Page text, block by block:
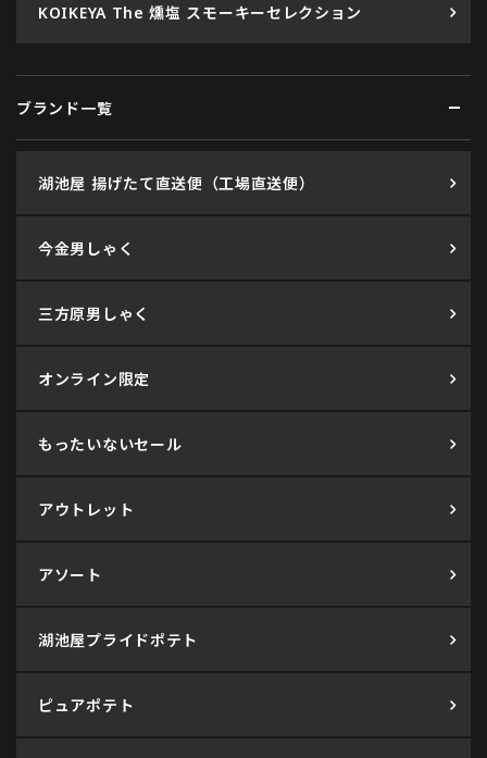
KOIKEYA The 燻塩 スモーキーセレクション
ブランド一覧
湖池屋 揚げたて直送便（工場直送便）
今金男しゃく
三方原男しゃく
オンライン限定
もったいないセール
アウトレット
アソート
湖池屋プライドポテト
ピュアポテト